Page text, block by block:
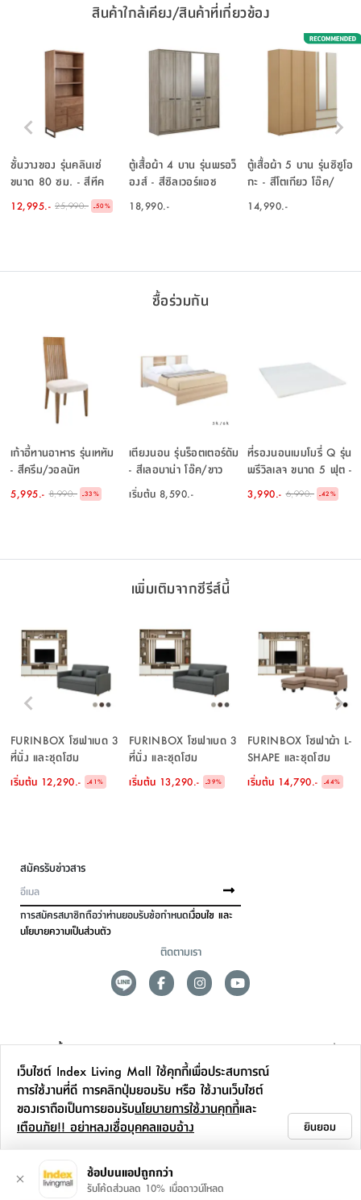
สินค้าใกล้เคียง/สินค้าที่เกี่ยวข้อง
ชั้นวางของ รุ่นคลินเซ่
ขนาด 80 ซม. - สีทีค
12,995.- 25,990.- -50%
ตู้เสื้อผ้า 4 บาน รุ่นพรอว็
องส์ - สีซิลเวอร์แอช
18,990.-
ตู้เสื้อผ้า 5 บาน รุ่นชิซูโอ
กะ - สีโตเกียว โอ๊ค/
หินทราย
14,990.-
ซื้อร่วมกัน
เก้าอี้ทานอาหาร รุ่นเททัม
- สีครีม/วอลนัท
5,995.- 8,990.- -33%
เตียงนอน รุ่นร็อตเตอร์ดัม
- สีเลอบาน่า โอ๊ค/ขาว
เริ่มต้น 8,590.-
ที่รองนอนเมมโมรี่ Q รุ่น
พรีวิลเลจ ขนาด 5 ฟุต -
สีขาว
3,990.- 6,990.- -42%
เพิ่มเติมจากซีรีส์นี้
FURINBOX โซฟาเบด 3
ที่นั่ง และชุดโฮม
เอ็นเตอร์เทนเมนท์ ขนาด
180 ซม. รุ่นมิกิ+มินิโอ
เริ่มต้น 12,290.- -41%
FURINBOX โซฟาเบด 3
ที่นั่ง และชุดโฮม
เอ็นเตอร์เทนเมนท์ ขนาด
200 ซม. รุ่นมิกิ+มินิโอ
เริ่มต้น 13,290.- -39%
FURINBOX โซฟาผ้า L-
SHAPE และชุดโฮม
เอ็นเตอร์เทนเมนท์ ขนาด
240 ซม. รุ่นแลมซี่+มิ
เริ่มต้น 14,790.- -44%
สมัครรับข่าวสาร
การสมัครสมาชิกถือว่าท่านยอมรับข้อกำหนดเงื่อนไข และ
นโยบายความเป็นส่วนตัว
ติดตามเรา
ดูแลลูกค้า
สาขาและการบริการ
ข้อมูลเพิ่มเติม
เว็บไซต์ Index Living Mall ใช้คุกกี้เพื่อประสบการณ์
การใช้งานที่ดี การคลิกปุ่มยอมรับ หรือ ใช้งานเว็บไซต์
ของเราถือเป็นการยอมรับนโยบายการใช้งานคุกกี้และ
เตือนภัย!! อย่าหลงเชื่อบุคคลแอบอ้าง
ยินยอม
ช้อปบนแอปถูกกว่า
รับโค้ดส่วนลด 10% เมื่อดาวน์โหลด